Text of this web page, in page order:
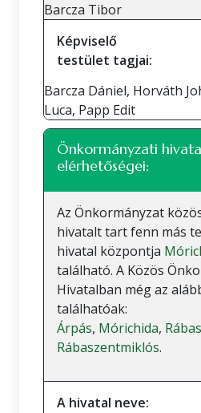
Barcza Tibor
Képviselő
testület tagjai:
Barcza Dániel, Horváth
Luca, Papp Edit
Önkormányzati
elérhetőségei:
Az Önkormányzat
hivatalt tart fenn más
hivatal központja
található. A Közös
Hivatalban még az
találhatóak:
Árpás, Mórichida,
Rábaszentmiklós.
A hivatal neve: